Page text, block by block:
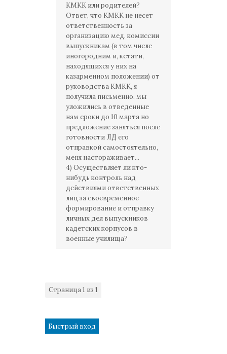
КМКК или родителей?
Ответ, что КМКК не несет
ответственность за
организацию мед. комиссии
выпускникам (в том числе
иногородним и, кстати,
находящихся у них на
казарменном положении) от
руководства КМКК, я
получила письменно, мы
уложились в отведенные
нам сроки до 10 марта но
предложение заняться после
готовности ЛД его
отправкой самостоятельно,
меня настораживает...
4) Осуществляет ли кто-
нибудь контроль над
действиями ответственных
лиц за своевременное
формирование и отправку
личных дел выпускников
кадетских корпусов в
военные училища?
Страница1 из 1